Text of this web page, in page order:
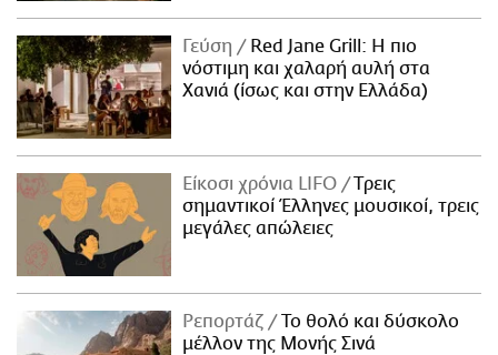
Γεύση
Red Jane Grill: Η πιο
νόστιμη και χαλαρή αυλή στα
Χανιά (ίσως και στην Ελλάδα)
Είκοσι χρόνια LIFO
Tρεις
σημαντικοί Έλληνες μουσικοί, τρεις
μεγάλες απώλειες
Ρεπορτάζ
Το θολό και δύσκολο
μέλλον της Μονής Σινά